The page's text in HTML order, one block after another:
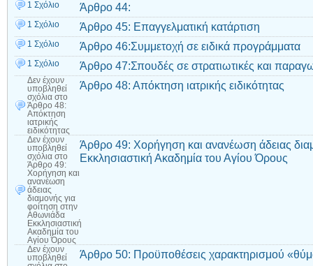
1 Σχόλιο Άρθρο 44:
1 Σχόλιο Άρθρο 45: Επαγγελματική κατάρτιση
1 Σχόλιο Άρθρο 46:Συμμετοχή σε ειδικά προγράμματα
1 Σχόλιο Άρθρο 47:Σπουδές σε στρατιωτικές και
Δεν έχουν
υποβληθεί
σχόλια στο
Άρθρο 48:
Απόκτηση
ιατρικής
ειδικότητας
Άρθρο 48: Απόκτηση ιατρικής ειδικότητας
Δεν έχουν
υποβληθεί
σχόλια στο
Άρθρο 49:
Χορήγηση και
ανανέωση
άδειας
διαμονής για
φοίτηση στην
Αθωνιάδα
Εκκλησιαστική
Ακαδημία του
Αγίου Όρους
Άρθρο 49: Χορήγηση και ανανέωση άδειας
Εκκλησιαστική Ακαδημία του Αγίου Όρους
Δεν έχουν
υποβληθεί
Άρθρο 50: Προϋποθέσεις χαρακτηρισμού